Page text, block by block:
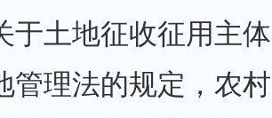
于土地征收征用主
管理法的规定，农